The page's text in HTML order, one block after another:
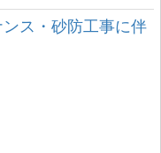
ス・砂防工事に伴